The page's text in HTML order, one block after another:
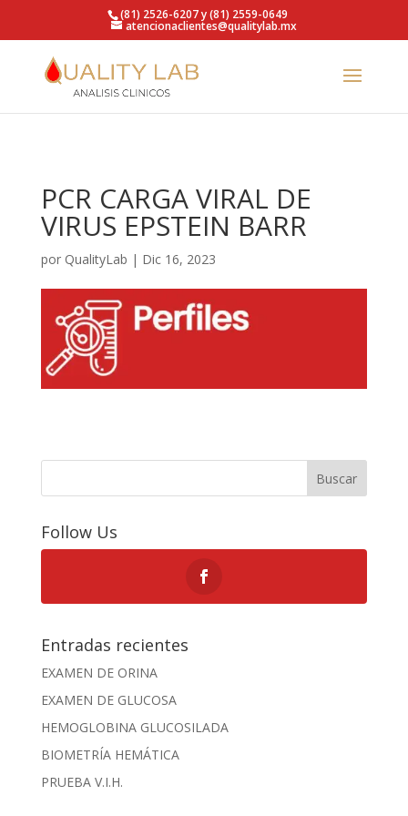
https://qualitylab.mx/(81) 2526-6207 y (81) 2559-0649
atencionaclientes@qualitylab.mx
PCR CARGA VIRAL DE
VIRUS EPSTEIN BARR
por QualityLab | Dic 16, 2023
Buscar
Follow Us
Entradas recientes
EXAMEN DE ORINA
EXAMEN DE GLUCOSA
HEMOGLOBINA GLUCOSILADA
BIOMETRÍA HEMÁTICA
PRUEBA V.I.H.